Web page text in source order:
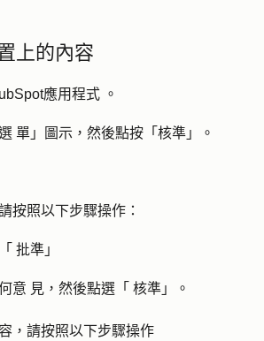
上的內容
應用程式 。
單」圖示 ，然後點按「 核準 」。
按照以下步驟操作：
批準 」
意 見 ，然後點選「 核準 」。
，請按照以下步驟操作